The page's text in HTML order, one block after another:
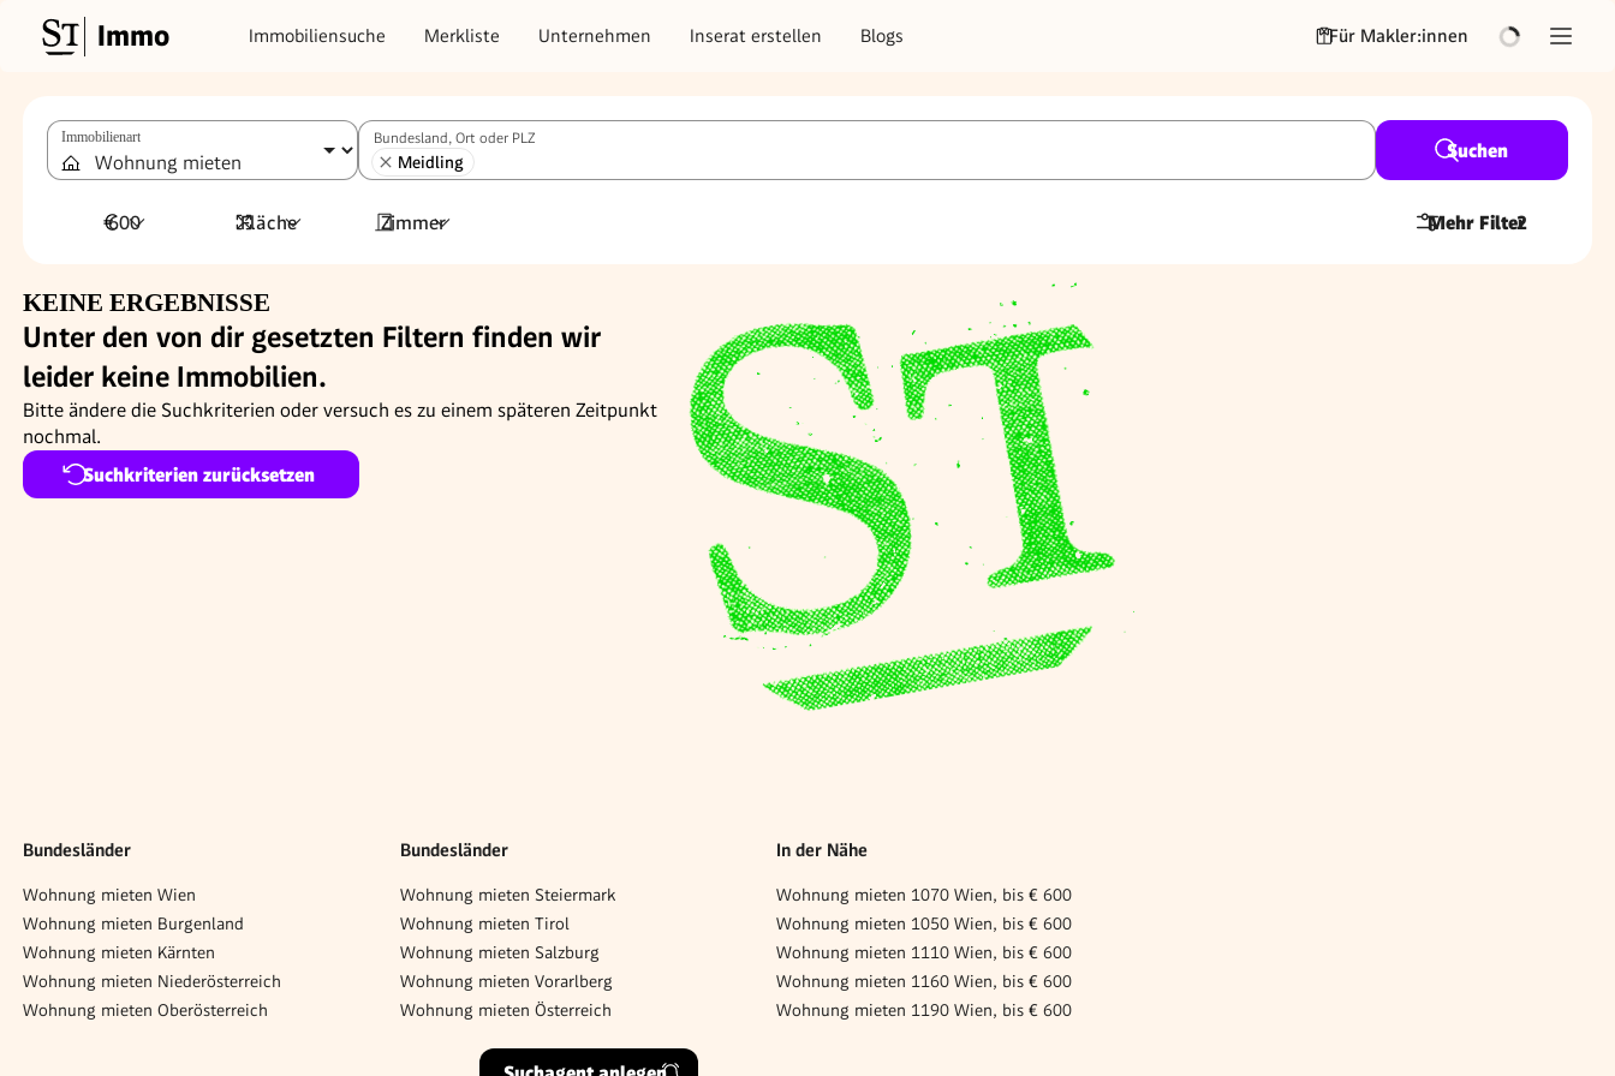
Immo Immobiliensuche Merkliste Unternehmen Inserat erstellen Blogs Für Makler:innen
Immobilienart Bundesland, Ort oder PLZ
Meidling
Suchen
€
600 Fläche Zimmer Mehr Filter
2
KEINE ERGEBNISSE
Unter den von dir gesetzten Filtern finden wir
leider keine Immobilien.
Bitte ändere die Suchkriterien oder versuch es zu einem späteren Zeitpunkt
nochmal.
Suchkriterien zurücksetzen
Bundesländer
Wohnung mieten Wien
Wohnung mieten Burgenland
Wohnung mieten Kärnten
Wohnung mieten Niederösterreich
Wohnung mieten Oberösterreich
Bundesländer
Wohnung mieten Steiermark
Wohnung mieten Tirol
Wohnung mieten Salzburg
Wohnung mieten Vorarlberg
Wohnung mieten Österreich
In der Nähe
Wohnung mieten 1070 Wien, bis € 600
Wohnung mieten 1050 Wien, bis € 600
Wohnung mieten 1110 Wien, bis € 600
Wohnung mieten 1160 Wien, bis € 600
Wohnung mieten 1190 Wien, bis € 600